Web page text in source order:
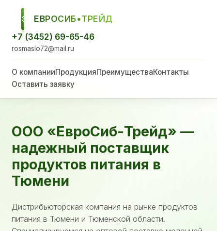
ЕСТ
ЕВРОСИБ•ТРЕЙД
+7 (3452) 69-65-46
rosmaslo72@mail.ru
О компанииПродукцияПреимуществаКонтакты
Оставить заявку
ООО «ЕвроСиб-Трейд» —
надежный поставщик
продуктов питания в
Тюмени
Дистрибьюторская компания на рынке продуктов
питания в Тюмени и Тюменской области.